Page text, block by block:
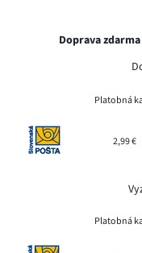
Doprava zdarma
Platobná
2,99 €
Platobná